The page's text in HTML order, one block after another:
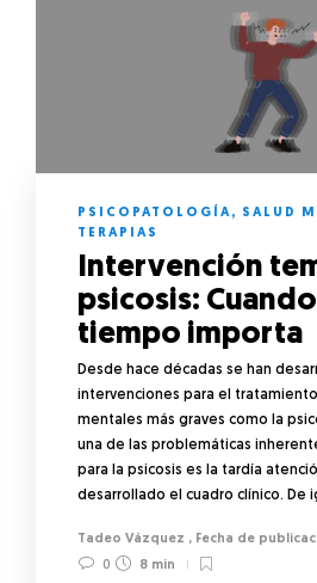
PSICOPATOLOGÍA, SALUD
TERAPIAS
Intervención
psicosis:
tiempo importa
Desde hace décadas se han
intervenciones para el
mentales más graves como la
una de las problemáticas
para la psicosis es la tardía
desarrollado el cuadro clínico. De
Tadeo Vázquez ,
0
8 min